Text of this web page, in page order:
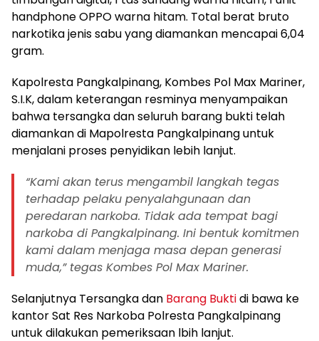
handphone OPPO warna hitam. Total berat bruto
narkotika jenis sabu yang diamankan mencapai 6,04
gram.
Kapolresta Pangkalpinang, Kombes Pol Max Mariner,
S.I.K, dalam keterangan resminya menyampaikan
bahwa tersangka dan seluruh barang bukti telah
diamankan di Mapolresta Pangkalpinang untuk
menjalani proses penyidikan lebih lanjut.
“Kami akan terus mengambil langkah tegas
terhadap pelaku penyalahgunaan dan
peredaran narkoba. Tidak ada tempat bagi
narkoba di Pangkalpinang. Ini bentuk komitmen
kami dalam menjaga masa depan generasi
muda,” tegas Kombes Pol Max Mariner.
Selanjutnya Tersangka dan Barang Buktidi bawa ke
kantor Sat Res Narkoba Polresta Pangkalpinang
untuk dilakukan pemeriksaan lbih lanjut.